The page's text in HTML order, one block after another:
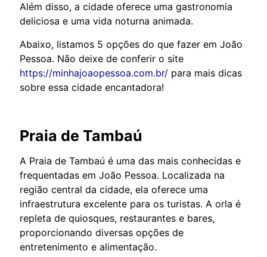
Além disso, a cidade oferece uma gastronomia
deliciosa e uma vida noturna animada.
Abaixo, listamos 5 opções do que fazer em João
Pessoa. Não deixe de conferir o site
https://minhajoaopessoa.com.br/ para mais dicas
sobre essa cidade encantadora!
Praia de Tambaú
A Praia de Tambaú é uma das mais conhecidas e
frequentadas em João Pessoa. Localizada na
região central da cidade, ela oferece uma
infraestrutura excelente para os turistas. A orla é
repleta de quiosques, restaurantes e bares,
proporcionando diversas opções de
entretenimento e alimentação.